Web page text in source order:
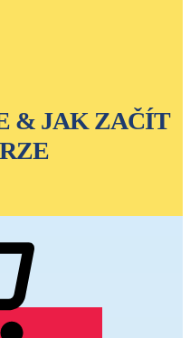
& JAK ZAČÍT